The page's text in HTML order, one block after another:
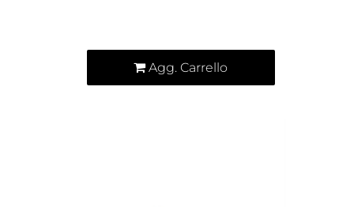
Agg. Carrello